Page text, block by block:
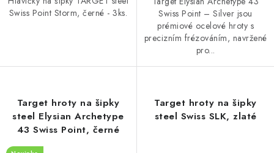
Swiss Point Storm, černé - 3ks.
Swiss Point – Silver jsou
prémiové ocelové hroty s
precizním frézováním, navržené
pro...
Target hroty na šipky
steel Elysian Archetype
43 Swiss Point, černé
Target hroty na šipky
steel Swiss SLK, zlaté